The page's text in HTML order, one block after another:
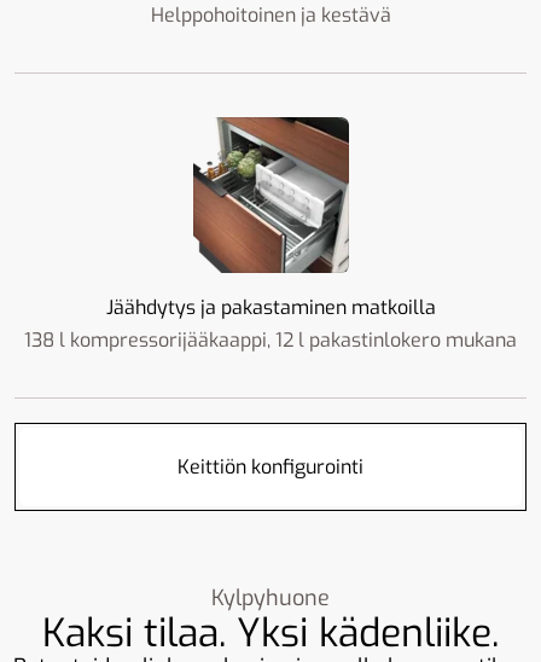
Helppohoitoinen ja kestävä
Jäähdytys ja pakastaminen matkoilla
138 l kompressorijääkaappi, 12 l pakastinlokero mukana
Keittiön konfigurointi
Kylpyhuone
Kaksi tilaa. Yksi kädenliike.